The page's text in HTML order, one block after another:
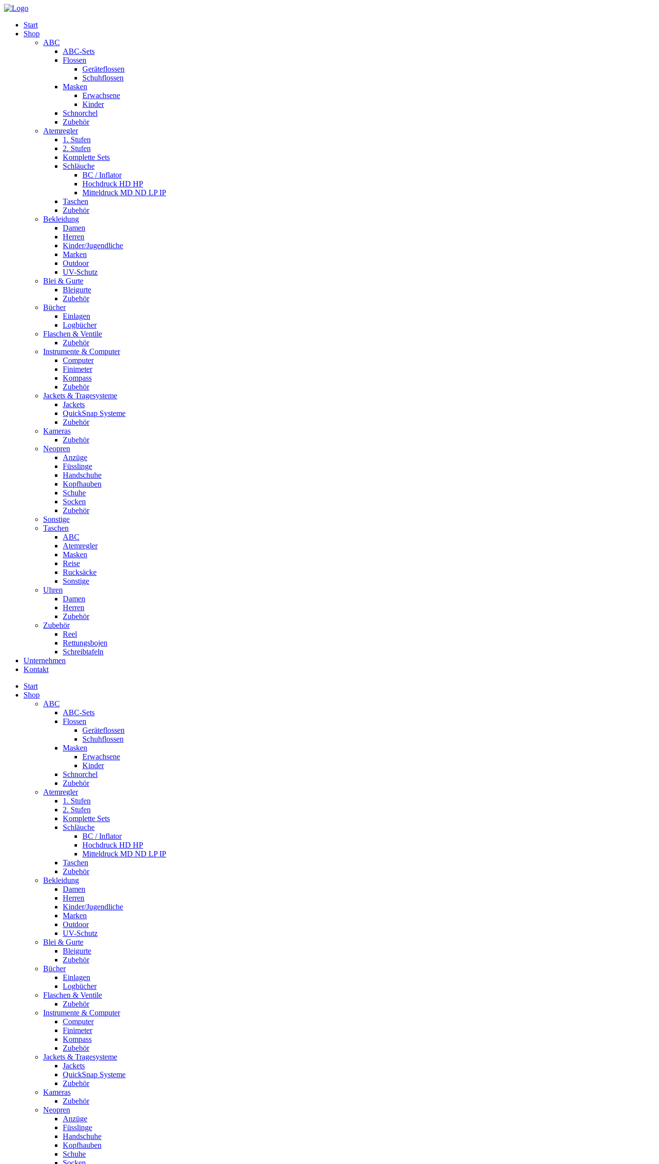
Start
Shop
ABC
ABC-Sets
Flossen
Geräteflossen
Schuhflossen
Masken
Erwachsene
Kinder
Schnorchel
Zubehör
Atemregler
1. Stufen
2. Stufen
Komplette Sets
Schläuche
BC / Inflator
Hochdruck HD HP
Mitteldruck MD ND LP IP
Taschen
Zubehör
Bekleidung
Damen
Herren
Kinder/Jugendliche
Marken
Outdoor
UV-Schutz
Blei & Gurte
Bleigurte
Zubehör
Bücher
Einlagen
Logbücher
Flaschen & Ventile
Zubehör
Instrumente & Computer
Computer
Finimeter
Kompass
Zubehör
Jackets & Tragesysteme
Jackets
QuickSnap Systeme
Zubehör
Kameras
Zubehör
Neopren
Anzüge
Füsslinge
Handschuhe
Kopfhauben
Schuhe
Socken
Zubehör
Sonstige
Taschen
ABC
Atemregler
Masken
Reise
Rucksäcke
Sonstige
Uhren
Damen
Herren
Zubehör
Zubehör
Reel
Rettungsbojen
Schreibtafeln
Unternehmen
Kontakt
Start
Shop
ABC
ABC-Sets
Flossen
Geräteflossen
Schuhflossen
Masken
Erwachsene
Kinder
Schnorchel
Zubehör
Atemregler
1. Stufen
2. Stufen
Komplette Sets
Schläuche
BC / Inflator
Hochdruck HD HP
Mitteldruck MD ND LP IP
Taschen
Zubehör
Bekleidung
Damen
Herren
Kinder/Jugendliche
Marken
Outdoor
UV-Schutz
Blei & Gurte
Bleigurte
Zubehör
Bücher
Einlagen
Logbücher
Flaschen & Ventile
Zubehör
Instrumente & Computer
Computer
Finimeter
Kompass
Zubehör
Jackets & Tragesysteme
Jackets
QuickSnap Systeme
Zubehör
Kameras
Zubehör
Neopren
Anzüge
Füsslinge
Handschuhe
Kopfhauben
Schuhe